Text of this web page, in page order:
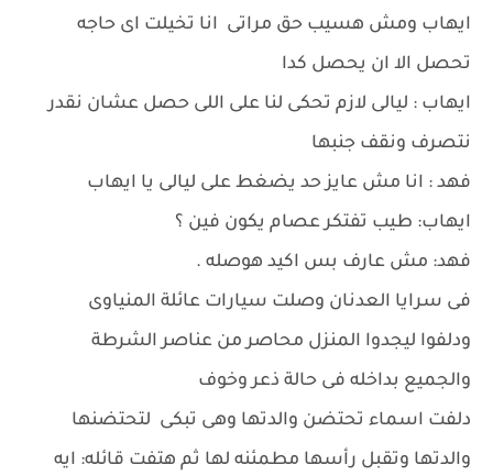
ايهاب ومش هسيب حق مراتى انا تخيلت اى حاجه
تحصل الا ان يحصل كدا
ايهاب : ليالى لازم تحكى لنا على اللى حصل عشان نقدر
نتصرف ونقف جنبها
فهد : انا مش عايز حد يضغط على ليالى يا ايهاب
ايهاب: طيب تفتكر عصام يكون فين ؟
فهد: مش عارف بس اكيد هوصله .
فى سرايا العدنان وصلت سيارات عائلة المنياوى
ودلفوا ليجدوا المنزل محاصر من عناصر الشرطة
والجميع بداخله فى حالة ذعر وخوف
دلفت اسماء تحتضن والدتها وهى تبكى لتحتضنها
والدتها وتقبل رأسها مطمئنه لها ثم هتفت قائله: ايه